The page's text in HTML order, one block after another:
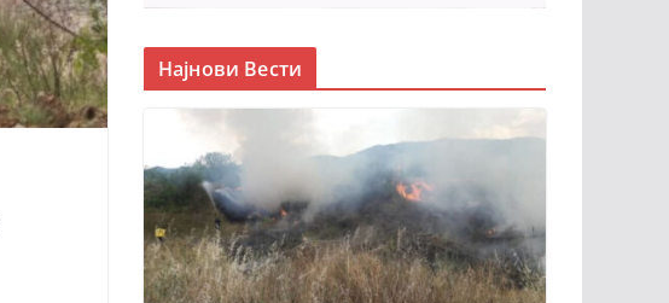
Најнови Вести